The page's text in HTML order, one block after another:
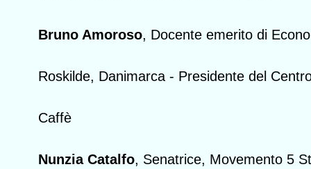
Bruno Amoroso, Docente emerito di
Roskilde, Danimarca - Presidente del
Caffè
Nunzia Catalfo, Senatrice, Movemento 5